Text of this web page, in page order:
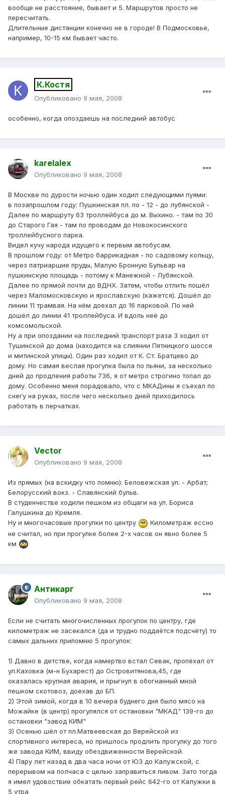
вообще не расстояние, бывает и 5. Маршрутов просто не
пересчитать.
Длительные дистанции конечно не в городе! В Подмосковье,
например, 10-15 км бывает часто.
К.Костя
Опубликовано 9 мая, 2008
особенно, когда опоздаешь на последний автобус
karelalex
Опубликовано 9 мая, 2008
В Москве по дурости ночью один ходил следующими пуями:
в позапрошлом году: Пушкинская пл. по - 12 - до лубянской -
Далее по маршруту 63 троллейбуса до м. Выхино. - там по 30
до Старого Гая - там по проводам до Новокосинского
троллейбусного парка.
Видел кучу народа идущего к первым автобусам.
В прошлом году: от Метро баррикадная - по садовому кольцу,
через патриаршие пруды, Малую Бронную Бульвар на
пушкинскую площадь - потому к Манежной - Лубянской.
Далее по прямой почти до ВДНХ. Затем, чтобы отлить пошёл
через Маломосковскую и ярославскую (кажется). Дошёл до
линии 11 трамвая. На нём доехал до 16 парковой. По ней
дошёл до линии 41 троллейбуса. И вдоль неё до
комсомольской.
Ну а при опоздании на последний транспорт раза 3 ходил от
Тушинской до дома (находится на слиянии Пятницкого шоссе
и митинской улицы). Один раз ходил от К. Ст. Братцево до
дому. Но самая веслая прогулка была по пьяни, за несколько
дней до продления работы 736, я от метро строгино топал до
дому. Особенно меня порадовало, что с МКАДины я съехал по
снегу на руках, после чего несколько дней приходилось
работать в перчатках.
Vector
Опубликовано 9 мая, 2008
Из прямых (на вскидку что помню): Беловежская ул. - Арбат;
Белорусский вокз. - Славянский бульв.
В студенчестве ходили пешком из общаги на ул. Бориса
Галушкина до Кремля.
Ну и многочасовые прогулки по центру
Километраж ессно
не считал, но при прогулке более 2-х часов он явно более 5
км
Антикарг
Опубликовано 9 мая, 2008
Если не считать многочисленных прогулок по центру, где
километраж не засекался (да и трудно поддаётся подсчёту) то
самых дальних припомню 5 прогулок:
1) Давно в детстве, когда намертво встал Севак, пропёхал от
ул.Каховка (м-н Бухарест) до Островитянова,45, где
оказалась крупная авария, и прыгнул в обогнанный мной
пешком скотовоз, доехав до БП.
2) Этой зимой, когда в 10 вечера буднего дня было мясо на
Можайке (в центр) прогулялся от остановки "МКАД" 139-го до
остановки "завод КИМ"
3) Осенью шёл от пл.Матвеевская до Верейской из
спортивного интереса, но пришлось продлить прогулку до того
же завода КИМ, ввиду обездвиженности Верейской.
4) Пару лет назад в два часа ночи от ЮЗ до Калужской, с
перерывом на полчаса с целью заправиться пивом. Зато тогда
я имел удовоствие обкатать первый рейс 642-го от Калужки в
5 утра